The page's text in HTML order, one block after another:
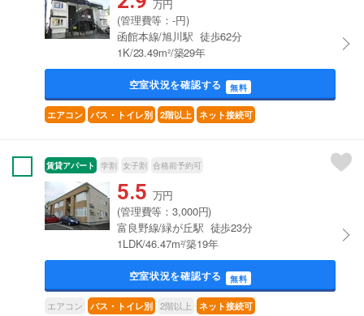
万円
(管理費等：-円)
函館本線/旭川駅 徒歩62分
1K/23.49m²/築29年
空室状況を確認する 無料
エアコン バス・トイレ別 2階以上 ネット接続可
賃貸アパート 学割 女子割 合格前予約可
5.5 万円
(管理費等：3,000円)
富良野線/緑が丘駅 徒歩23分
1LDK/46.47m²/築19年
空室状況を確認する 無料
エアコン バス・トイレ別 2階以上 ネット接続可